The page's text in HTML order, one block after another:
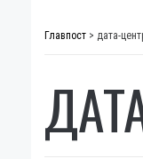
Главпост > дата-